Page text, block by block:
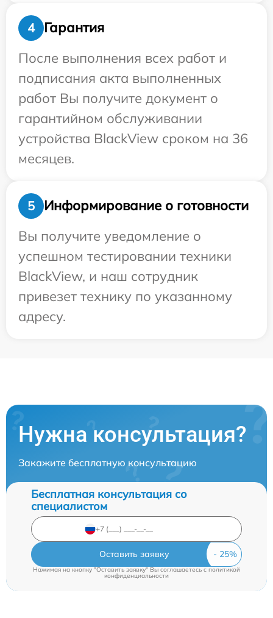
4
Гарантия
После выполнения всех работ и
подписания акта выполненных
работ Вы получите документ о
гарантийном обслуживании
устройства BlackView сроком на 36
месяцев.
5
Информирование о готовности
Вы получите уведомление о
успешном тестировании техники
BlackView, и наш сотрудник
привезет технику по указанному
адресу.
Нужна консультация?
Закажите бесплатную консультацию
Бесплатная консультация со
специалистом
Оставить заявку
Нажимая на кнопку "Оставить заявку" Вы соглашаетесь cполитикой
конфиденциальности